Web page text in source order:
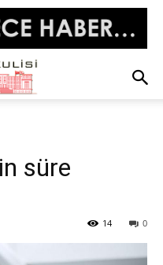
süre
0
14